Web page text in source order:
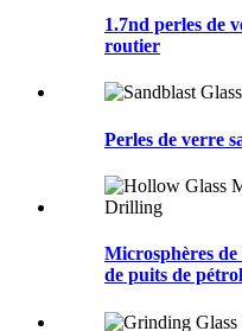
1.7nd perles de
routier
Perles de verre
Microsphères
de puits de